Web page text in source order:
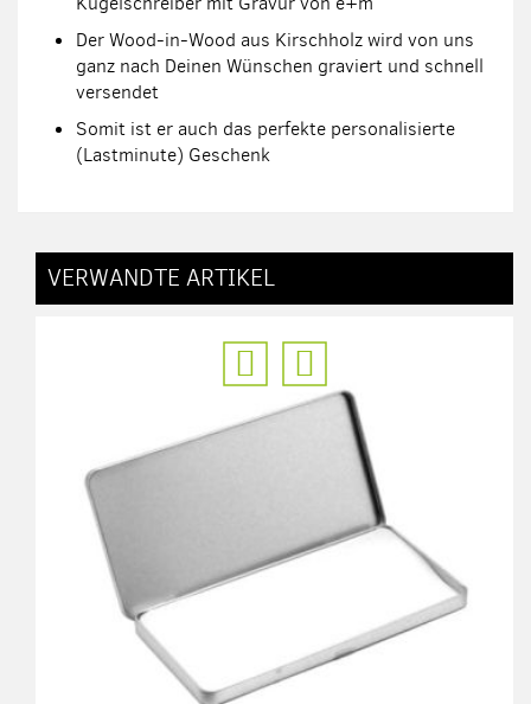
Der Wood-in-Wood aus Kirschholz wird von uns
ganz nach Deinen Wünschen graviert und schnell
versendet
Somit ist er auch das perfekte personalisierte
(Lastminute) Geschenk
VERWANDTE ARTIKEL